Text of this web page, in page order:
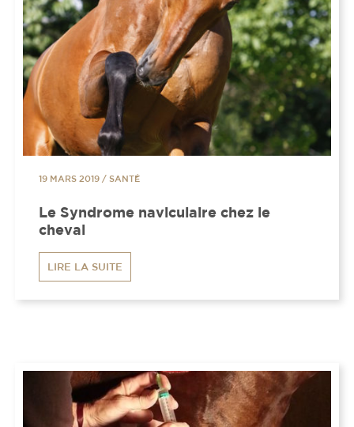
19 MARS 2019 /SANTÉ
Le Syndrome naviculaire chez le
cheval
LIRE LA SUITE